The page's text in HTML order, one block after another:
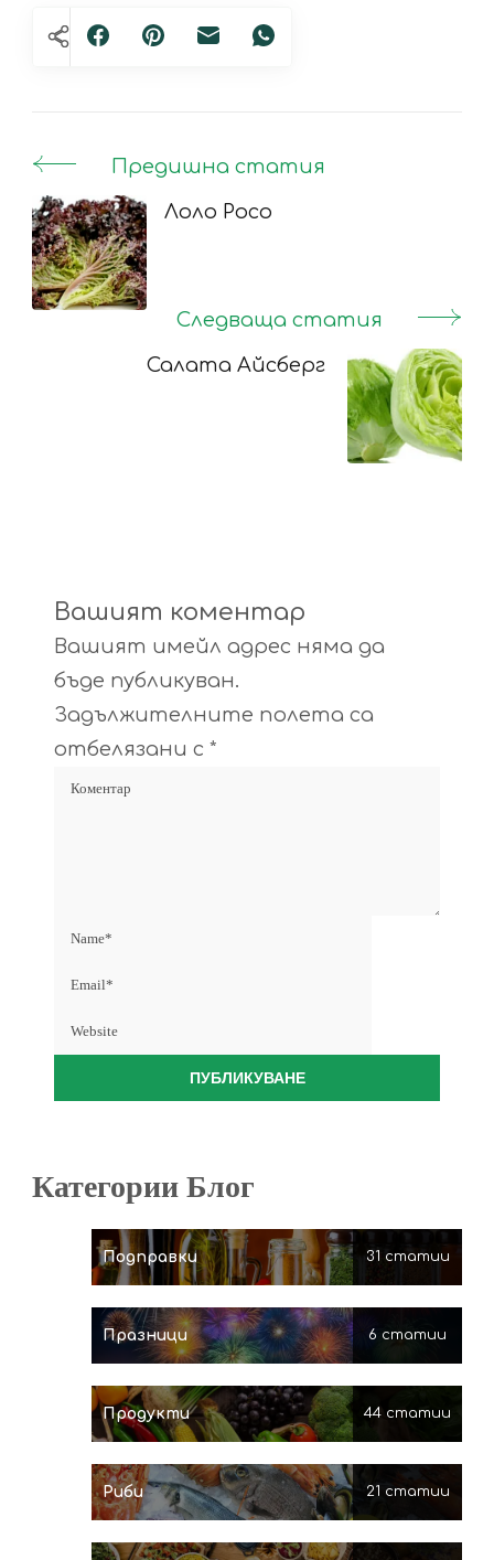
Post
Navigation
Предишна статия
Лоло Росо
Следваща статия
Салата Айсберг
Вашият коментар
Вашият имейл адрес няма да
бъде публикуван.
Задължителните полета са
отбелязани с *
Категории Блог
Подправки 31 статии
Празници 6 статии
Продукти 44 статии
Риби 21 статии